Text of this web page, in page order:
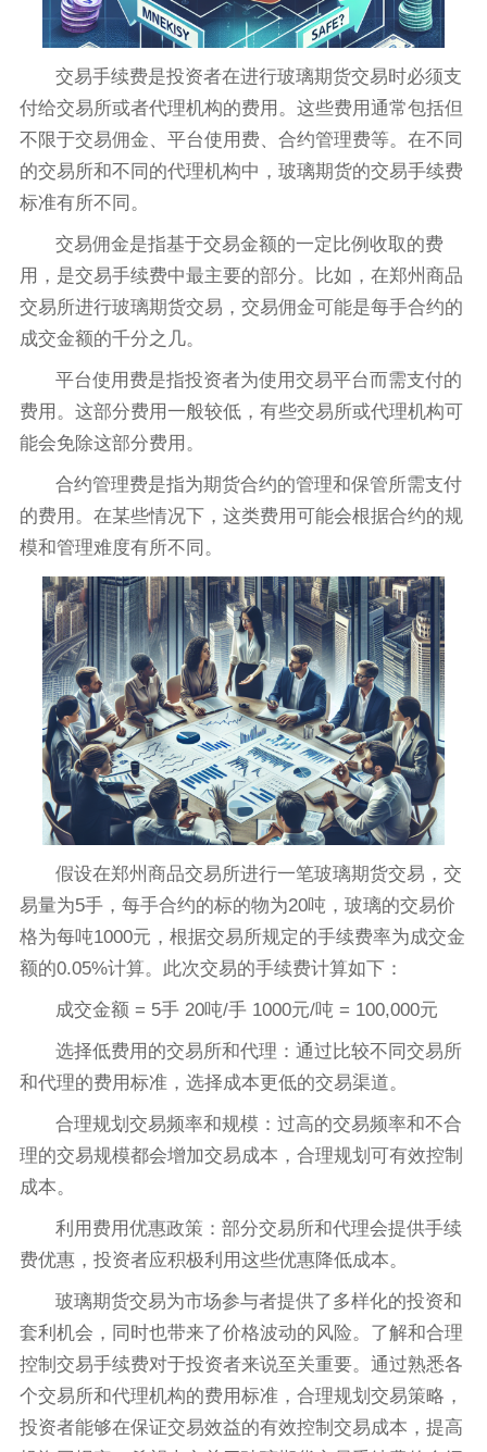
交易手续费是投资者在进行玻璃期货交易时必须支
付给交易所或者代理机构的费用。这些费用通常包括但
不限于交易佣金、平台使用费、合约管理费等。在不同
的交易所和不同的代理机构中，玻璃期货的交易手续费
标准有所不同。
交易佣金是指基于交易金额的一定比例收取的费
用，是交易手续费中最主要的部分。比如，在郑州商品
交易所进行玻璃期货交易，交易佣金可能是每手合约的
成交金额的千分之几。
平台使用费是指投资者为使用交易平台而需支付的
费用。这部分费用一般较低，有些交易所或代理机构可
能会免除这部分费用。
合约管理费是指为期货合约的管理和保管所需支付
的费用。在某些情况下，这类费用可能会根据合约的规
模和管理难度有所不同。
假设在郑州商品交易所进行一笔玻璃期货交易，交
易量为5手，每手合约的标的物为20吨，玻璃的交易价
格为每吨1000元，根据交易所规定的手续费率为成交金
额的0.05%计算。此次交易的手续费计算如下：
成交金额 = 5手 20吨/手 1000元/吨 = 100,000元
选择低费用的交易所和代理：通过比较不同交易所
和代理的费用标准，选择成本更低的交易渠道。
合理规划交易频率和规模：过高的交易频率和不合
理的交易规模都会增加交易成本，合理规划可有效控制
成本。
利用费用优惠政策：部分交易所和代理会提供手续
费优惠，投资者应积极利用这些优惠降低成本。
玻璃期货交易为市场参与者提供了多样化的投资和
套利机会，同时也带来了价格波动的风险。了解和合理
控制交易手续费对于投资者来说至关重要。通过熟悉各
个交易所和代理机构的费用标准，合理规划交易策略，
投资者能够在保证交易效益的有效控制交易成本，提高